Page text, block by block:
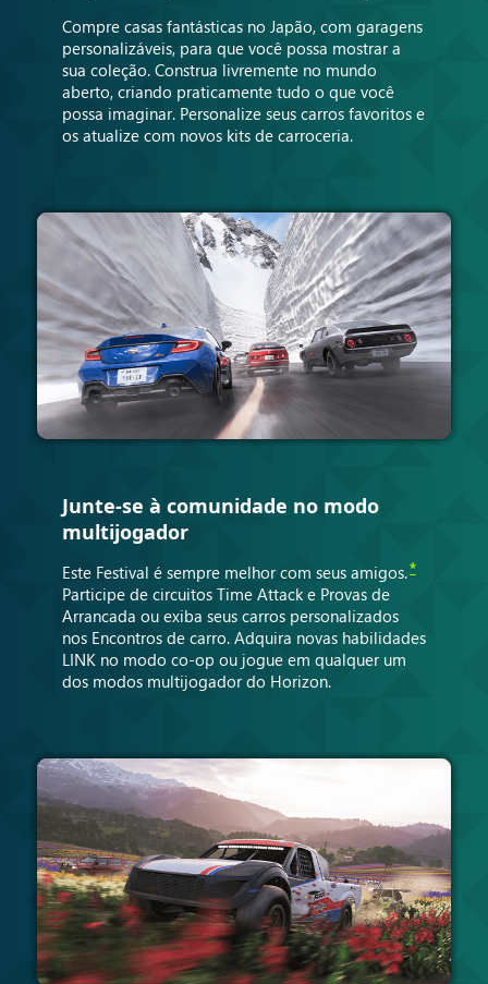
Compre casas fantásticas no Japão, com garagens
personalizáveis, para que você possa mostrar a
sua coleção. Construa livremente no mundo
aberto, criando praticamente tudo o que você
possa imaginar. Personalize seus carros favoritos e
os atualize com novos kits de carroceria.
Junte-se à comunidade no modo
multijogador
Este Festival é sempre melhor com seus amigos.*
Participe de circuitos Time Attack e Provas de
Arrancada ou exiba seus carros personalizados
nos Encontros de carro. Adquira novas habilidades
LINK no modo co-op ou jogue em qualquer um
dos modos multijogador do Horizon.